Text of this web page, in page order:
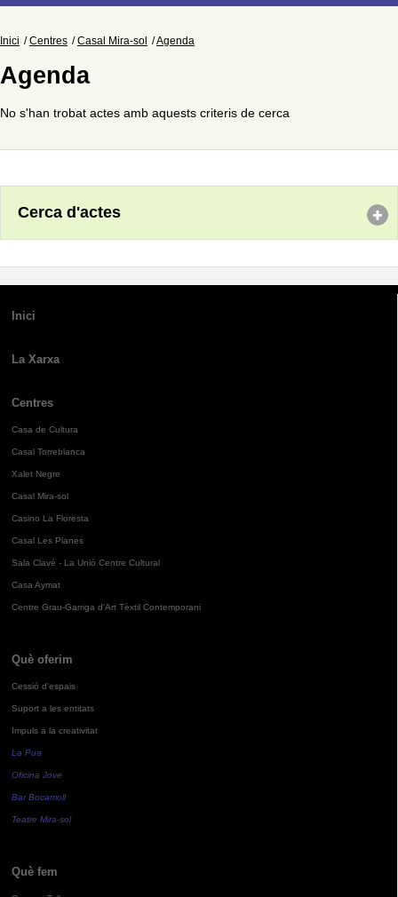
Inici Centres Casal Mira-sol Agenda
Agenda
No s'han trobat actes amb aquests criteris de cerca
Cerca d'actes
Inici
La Xarxa
Centres
Casa de Cultura
Casal Torreblanca
Xalet Negre
Casal Mira-sol
Casino La Floresta
Casal Les Planes
Sala Clavé - La Unió Centre Cultural
Casa Aymat
Centre Grau-Garriga d'Art Tèxtil Contemporani
Què oferim
Cessió d'espais
Suport a les entitats
Impuls a la creativitat
La Pua
Oficina Jove
Bar Bocamoll
Teatre Mira-sol
Què fem